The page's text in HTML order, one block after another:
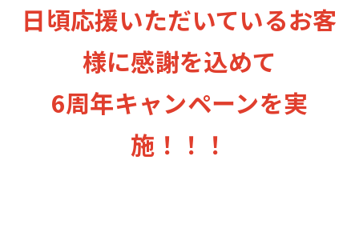
日頃応援いただいているお客
様に感謝を込めて
6周年キャンペーンを実
施！！！